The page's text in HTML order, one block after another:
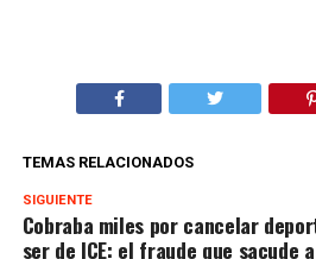
TEMAS RELACIONADOS
SIGUIENTE
Cobraba miles por cancelar
ser de ICE: el fraude que sacude